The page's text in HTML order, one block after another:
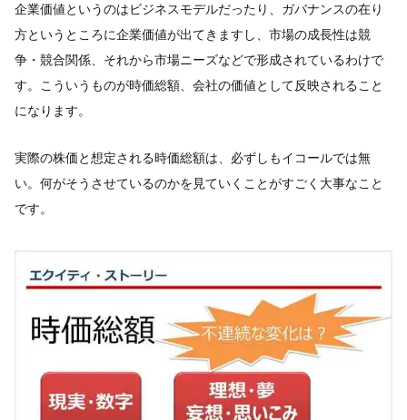
企業価値というのはビジネスモデルだったり、ガバナンスの在り
方というところに企業価値が出てきますし、市場の成長性は競
争・競合関係、それから市場ニーズなどで形成されているわけで
す。こういうものが時価総額、会社の価値として反映されること
になります。
実際の株価と想定される時価総額は、必ずしもイコールでは無
い。何がそうさせているのかを見ていくことがすごく大事なこと
です。